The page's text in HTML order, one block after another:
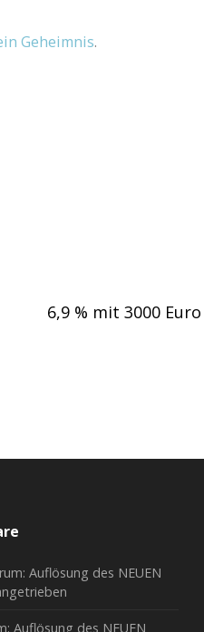
Geheimnis.
6,9 % mit 3000 Euro
Auflösung des NEUEN
Auflösung des NEUEN